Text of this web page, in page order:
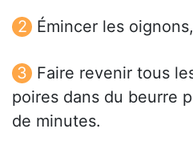
Émincer les
Faire revenir tous
poires dans du beurre
de minutes.